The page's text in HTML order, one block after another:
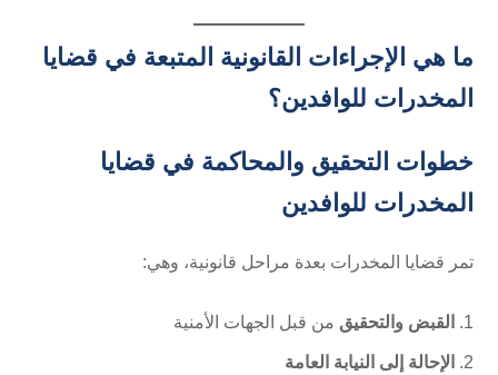
ما هي الإجراءات القانونية المتبعة في قضايا
المخدرات للوافدين؟
خطوات التحقيق والمحاكمة في قضايا
المخدرات للوافدين
تمر قضايا المخدرات بعدة مراحل قانونية، وهي:
القبض والتحقيق من قبل الجهات الأمنية
الإحالة إلى النيابة العامة